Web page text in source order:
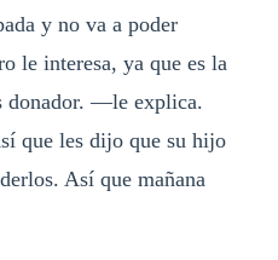
y no va a poder
le interesa, ya que es la
donador. —le explica.
que les dijo que su hijo
Así que mañana